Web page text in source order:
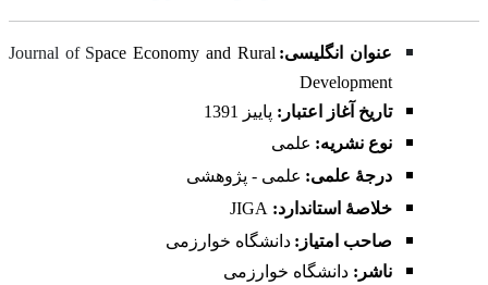
عنوان انگلیسی: Journal of Space Economy and Rural
Development
تاریخ آغاز اعتبار: پاییز
1391
نوع نشریه: علمی
درجۀ علمی: علمی - پژوهشی
خلاصۀ استاندارد: JIGA
صاحب امتیاز: دانشگاه خوارزمی
ناشر: دانشگاه خوارزمی